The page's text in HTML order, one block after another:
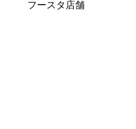
フースタ店舗